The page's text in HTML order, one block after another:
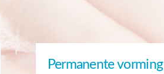
Permanente vorming